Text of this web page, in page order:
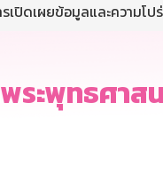
เปิดเผยข้อมูลและความโป
ระพุทธศาส